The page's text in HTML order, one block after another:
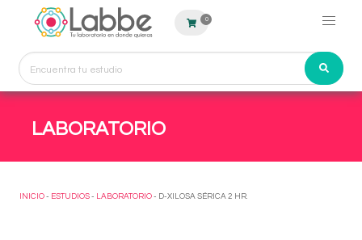
0
LABORATORIO
INICIO - ESTUDIOS - LABORATORIO - D-XILOSA SÉRICA 2 HR.